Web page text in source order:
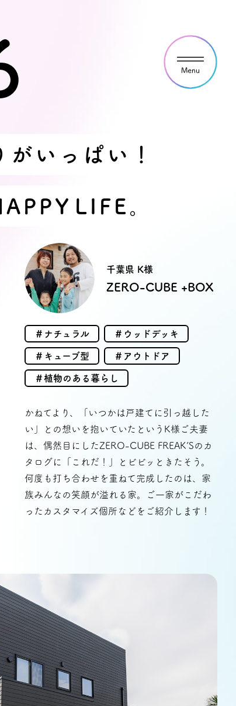
・ご予約
談
営業時間: AM9:30-PM8:00
定休: 水曜・第一火曜
0120-787-221
公式アカウント
が い っ ぱ い ！
A P PY L I F E 。
千葉県 K様
ZERO-CUBE +BOX
＃ナチュラル ＃ウッドデッキ
＃キューブ型 ＃アウトドア
＃植物のある暮らし
かねてより、「いつかは戸建てに引っ越した
い」との想いを抱いていたというK様ご夫妻
は、偶然目にしたZERO-CUBE FREAK’Sのカ
タログに「これだ！」とビビッときたそう。
何度も打ち合わせを重ねて完成したのは、家
族みんなの笑顔が溢れる家。ご一家がこだわ
ったカスタマイズ個所などをご紹介します！